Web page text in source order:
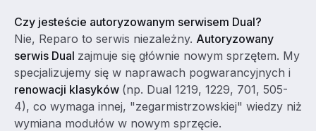
Czy jesteście autoryzowanym serwisem Dual?
Nie, Reparo to serwis niezależny. Autoryzowany
serwis Dual zajmuje się głównie nowym sprzętem. My
specjalizujemy się w naprawach pogwarancyjnych i
renowacji klasyków (np. Dual 1219, 1229, 701, 505-
4), co wymaga innej, "zegarmistrzowskiej" wiedzy niż
wymiana modułów w nowym sprzęcie.